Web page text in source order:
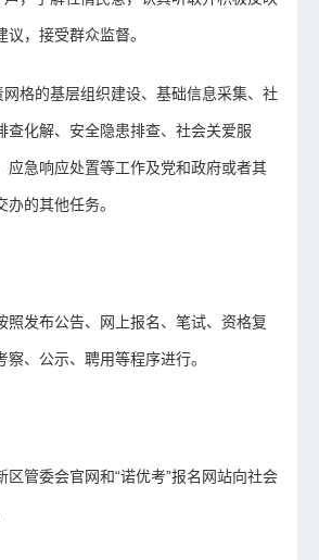
，接受群众监督。
格的基层组织建设、基础信息采集、社
查化解、安全隐患排查、社会关爱服
应急响应处置等工作及党和政府或者其
的其他任务。
照发布公告、网上报名、笔试、资格复
察、公示、聘用等程序进行。
区管委会官网和“诺优考”报名网站向社会